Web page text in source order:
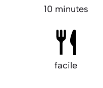
10 minutes
facile